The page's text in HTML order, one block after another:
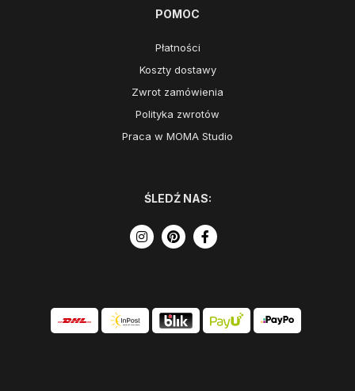
POMOC
Płatności
Koszty dostawy
Zwrot zamówienia
Polityka zwrotów
Praca w MOMA Studio
ŚLEDŹ NAS: